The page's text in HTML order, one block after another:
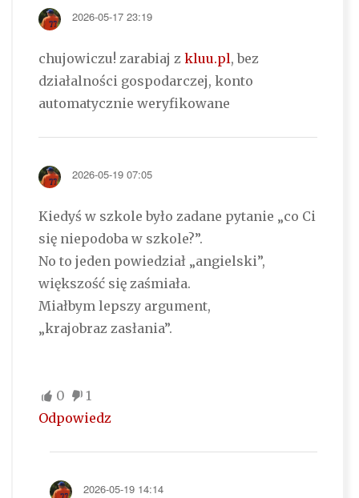
2026-05-17 23:19
chujowiczu! zarabiaj z kluu.pl, bez
działalności gospodarczej, konto
automatycznie weryfikowane
2026-05-19 07:05
Kiedyś w szkole było zadane pytanie „co Ci
się niepodoba w szkole?”.
No to jeden powiedział „angielski”,
większość się zaśmiała.
Miałbym lepszy argument,
„krajobraz zasłania”.
0
1
Odpowiedz
2026-05-19 14:14